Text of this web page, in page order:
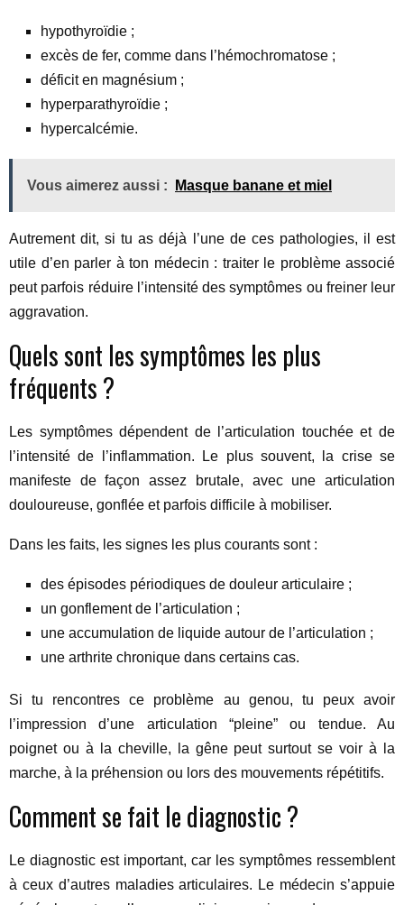
hypothyroïdie ;
excès de fer, comme dans l’hémochromatose ;
déficit en magnésium ;
hyperparathyroïdie ;
hypercalcémie.
Vous aimerez aussi : Masque banane et miel
Autrement dit, si tu as déjà l’une de ces pathologies, il est
utile d’en parler à ton médecin : traiter le problème associé
peut parfois réduire l’intensité des symptômes ou freiner leur
aggravation.
Quels sont les symptômes les plus
fréquents ?
Les symptômes dépendent de l’articulation touchée et de
l’intensité de l’inflammation. Le plus souvent, la crise se
manifeste de façon assez brutale, avec une articulation
douloureuse, gonflée et parfois difficile à mobiliser.
Dans les faits, les signes les plus courants sont :
des épisodes périodiques de douleur articulaire ;
un gonflement de l’articulation ;
une accumulation de liquide autour de l’articulation ;
une arthrite chronique dans certains cas.
Si tu rencontres ce problème au genou, tu peux avoir
l’impression d’une articulation “pleine” ou tendue. Au
poignet ou à la cheville, la gêne peut surtout se voir à la
marche, à la préhension ou lors des mouvements répétitifs.
Comment se fait le diagnostic ?
Le diagnostic est important, car les symptômes ressemblent
à ceux d’autres maladies articulaires. Le médecin s’appuie